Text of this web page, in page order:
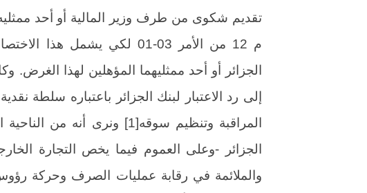
تقديم شكوى من طرف وزير المالية أو أحد
م 12 من الأمر 03-01 لكي
الجزائر أو أحد ممثليهما المؤهلين لهذا
إلى رد الاعتبار لبنك الجزائر باعتباره سلطة
المراقبة وتنظيم سوقه[1] ونرى
الجزائر -وعلى العموم فيما يخص التجارة
والملائمة في رقابة عمليات الصرف وحركة